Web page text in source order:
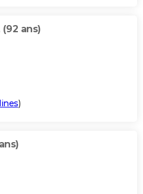
(92 ans)
)